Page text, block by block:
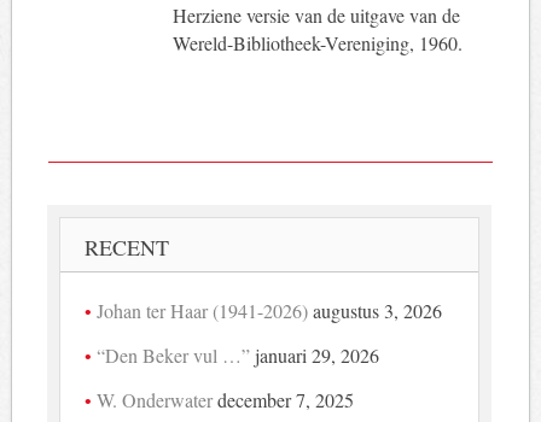
Herziene versie van de uitgave van de
Wereld-Bibliotheek-Vereniging, 1960.
RECENT
Johan ter Haar (1941-2026) augustus 3, 2026
“Den Beker vul …” januari 29, 2026
W. Onderwaterdecember 7, 2025